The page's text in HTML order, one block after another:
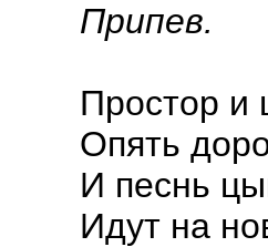
Припев.
Простор и
Опять
И песнь
Идут на